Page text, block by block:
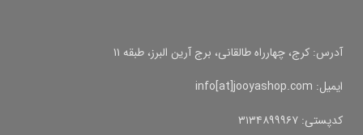
آدرس: کرج، چهارراه طالقانی، برج آرین البرز، طبقه ۱۱
ایمیل: info[at]jooyashop.com
کدپستی: ۳۱۳۴۸۹۹۹۶۷